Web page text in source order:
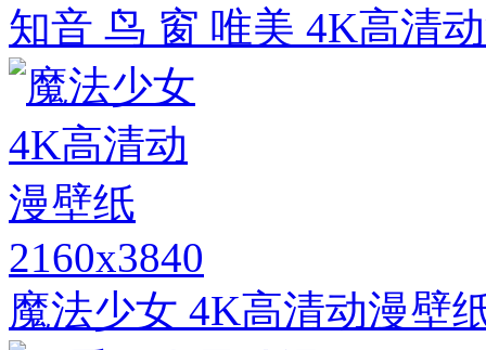
知音 鸟 窗 唯美 4K高清
2160x3840
魔法少女 4K高清动漫壁